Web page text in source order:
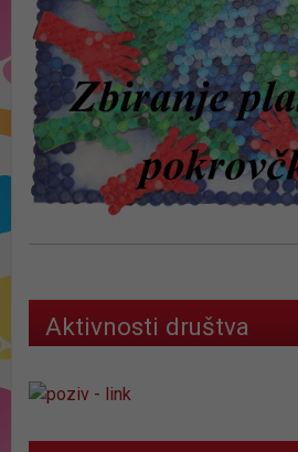
Aktivnosti društva